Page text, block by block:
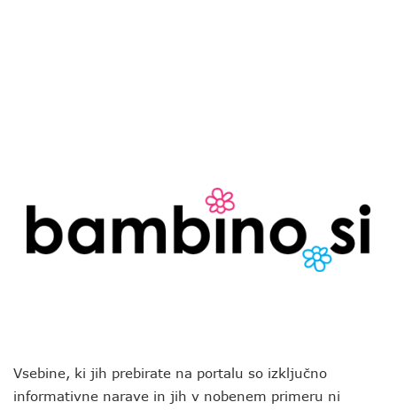
Vsebine, ki jih prebirate na portalu so izključno
informativne narave in jih v nobenem primeru ni